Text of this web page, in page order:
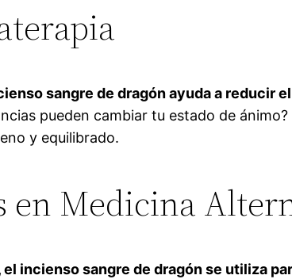
sangre de dragón ayuda a reducir
pueden cambiar tu estado de
y equilibrado.
en Medicina
incienso sangre de dragón se utiliza